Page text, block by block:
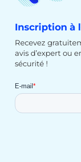
Inscription à
Recevez
avis d’expert ou
sécurité !